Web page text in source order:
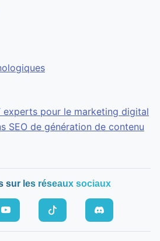
experts pour le marketing digital
SEO de génération de contenu
sur les réseaux sociaux